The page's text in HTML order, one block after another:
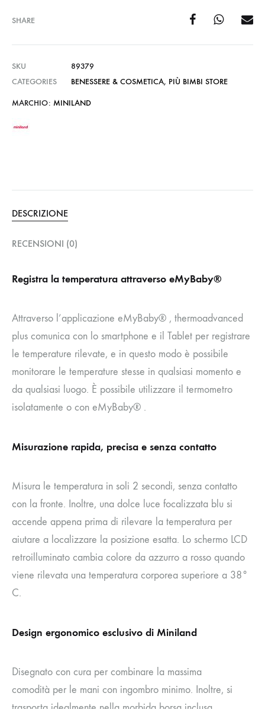
SHARE
SKU
89379
CATEGORIES
BENESSERE & COSMETICA, PIÙ BIMBI STORE
MARCHIO: MINILAND
DESCRIZIONE
RECENSIONI (0)
Registra la temperatura attraverso eMyBaby®
Attraverso l’applicazione eMyBaby® , thermoadvanced
plus comunica con lo smartphone e il Tablet per registrare
le temperature rilevate, e in questo modo è possibile
monitorare le temperature stesse in qualsiasi momento e
da qualsiasi luogo. È possibile utilizzare il termometro
isolatamente o con eMyBaby® .
Misurazione rapida, precisa e senza contatto
Misura le temperatura in soli 2 secondi, senza contatto
con la fronte. Inoltre, una dolce luce focalizzata blu si
accende appena prima di rilevare la temperatura per
aiutare a localizzare la posizione esatta. Lo schermo LCD
retroilluminato cambia colore da azzurro a rosso quando
viene rilevata una temperatura corporea superiore a 38°
C.
Design ergonomico esclusivo di Miniland
Disegnato con cura per combinare la massima
comodità per le mani con ingombro minimo. Inoltre, si